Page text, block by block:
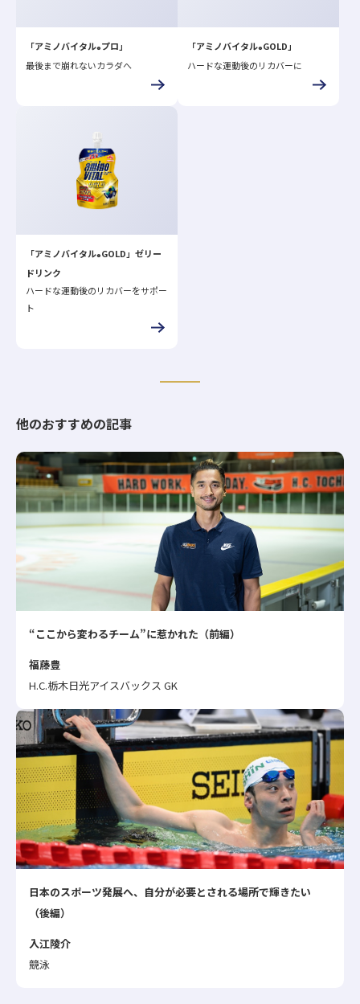
「アミノバイタル®プロ」
最後まで崩れないカラダへ
「アミノバイタル®GOLD」
ハードな運動後のリカバーに
「アミノバイタル®GOLD」ゼリー
ドリンク
ハードな運動後のリカバーをサポー
ト
他のおすすめの記事
“ここから変わるチーム”に惹かれた（前編）
福藤豊
H.C.栃木日光アイスバックス GK
日本のスポーツ発展へ、自分が必要とされる場所で輝きたい
（後編）
入江陵介
競泳